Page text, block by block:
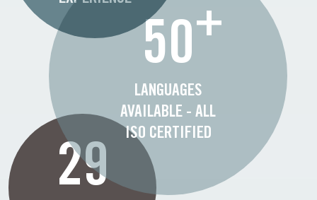
29
50+
LANGUAGES
AVAILABLE - ALL
ISO CERTIFIED